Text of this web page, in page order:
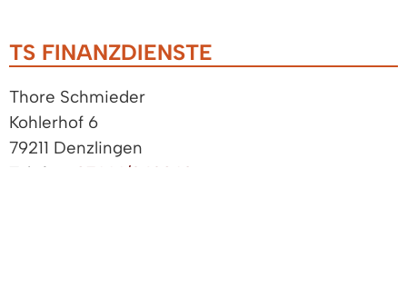
TS FINANZDIENSTE
Thore Schmieder
Kohlerhof 6
79211 Denzlingen
Telefon:
07666/949063